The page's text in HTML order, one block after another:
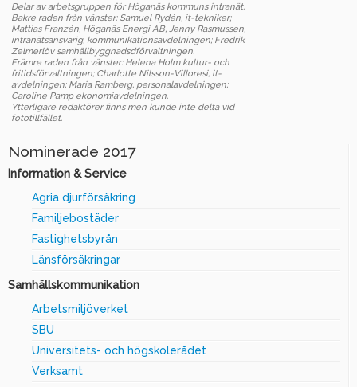
Delar av arbetsgruppen för Höganäs kommuns intranät.
Bakre raden från vänster: Samuel Rydén, it-tekniker;
Mattias Franzén, Höganäs Energi AB; Jenny Rasmussen,
intranätsansvarig, kommunikationsavdelningen; Fredrik
Zelmerlöv samhällbyggnadsdförvaltningen.
Främre raden från vänster: Helena Holm kultur- och
fritidsförvaltningen; Charlotte Nilsson-Villoresi, it-
avdelningen; Maria Ramberg, personalavdelningen;
Caroline Pamp ekonomiavdelningen.
Ytterligare redaktörer finns men kunde inte delta vid
fototillfället.
Nominerade 2017
Information & Service
Agria djurförsäkring
Familjebostäder
Fastighetsbyrån
Länsförsäkringar
Samhällskommunikation
Arbetsmiljöverket
SBU
Universitets- och högskolerådet
Verksamt